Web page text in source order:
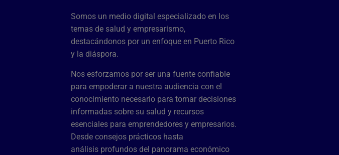
Somos un medio digital especializado en los
temas de salud y empresarismo,
destacándonos por un enfoque en Puerto Rico
y la diáspora.
Nos esforzamos por ser una fuente confiable
para empoderar a nuestra audiencia con el
conocimiento necesario para tomar decisiones
informadas sobre su salud y recursos
esenciales para emprendedores y empresarios.
Desde consejos prácticos hasta
análisis profundos del panorama económico